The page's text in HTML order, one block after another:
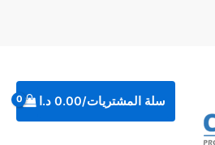
سلة المشتريات/0.00 د.ا